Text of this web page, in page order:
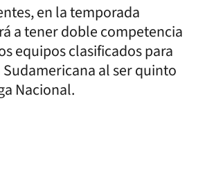
en la temporada
a tener doble competencia
equipos clasificados para
al ser quinto
Nacional.